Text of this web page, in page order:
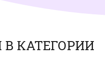
В КАТЕГОРИИ